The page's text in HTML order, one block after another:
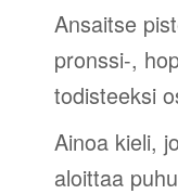
Ansaitse
pronssi-,
todisteeksi
Ainoa kieli,
aloittaa